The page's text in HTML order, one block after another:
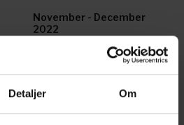
Detaljer Om
November - December
2022